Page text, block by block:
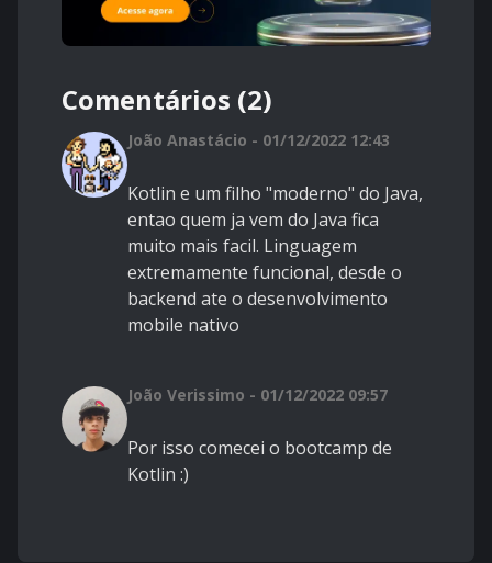
Comentários (2)
João Anastácio - 01/12/2022 12:43
Kotlin e um filho "moderno" do Java,
entao quem ja vem do Java fica
muito mais facil. Linguagem
extremamente funcional, desde o
backend ate o desenvolvimento
mobile nativo
João Verissimo - 01/12/2022 09:57
Por isso comecei o bootcamp de
Kotlin :)